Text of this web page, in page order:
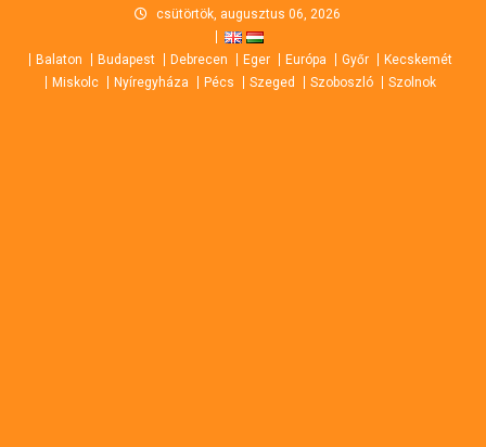
content
csütörtök, augusztus 06, 2026
Balaton Budapest Debrecen Eger Európa Győr
Kecskemét
Miskolc
Nyíregyháza Pécs Szeged Szoboszló Szolnok